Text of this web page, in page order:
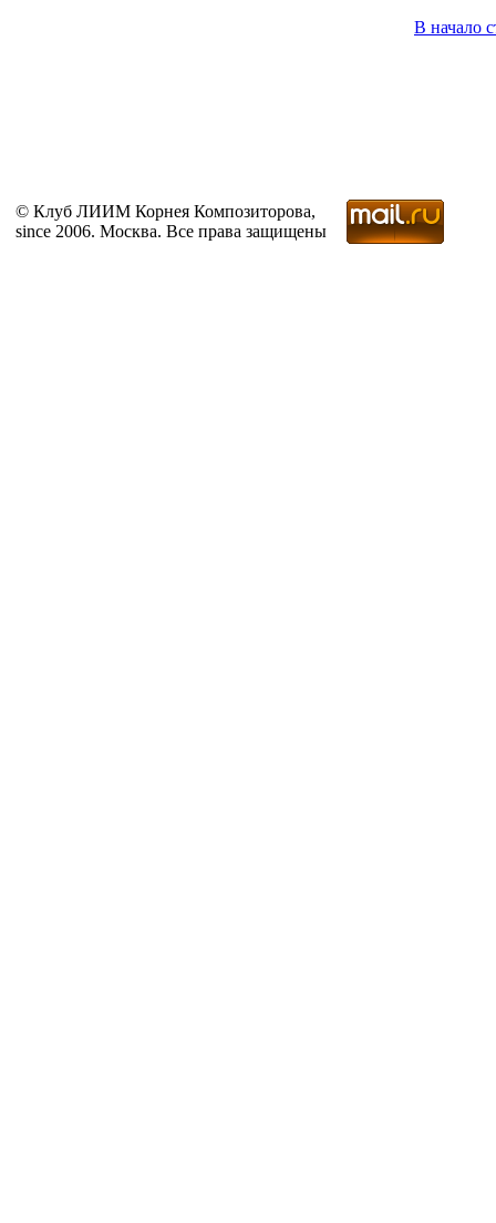
В начало
© Клуб ЛИИМ Корнея Композиторова,
since 2006. Москва. Все права защищены